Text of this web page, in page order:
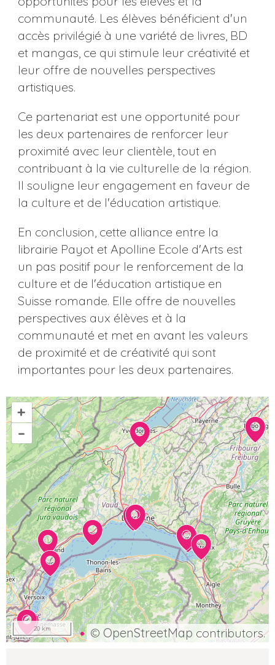
communauté. Les élèves bénéficient d'un
accès privilégié à une variété de livres, BD
et mangas, ce qui stimule leur créativité et
leur offre de nouvelles perspectives
artistiques.
Ce partenariat est une opportunité pour
les deux partenaires de renforcer leur
proximité avec leur clientèle, tout en
contribuant à la vie culturelle de la région.
Il souligne leur engagement en faveur de
la culture et de l'éducation artistique.
En conclusion, cette alliance entre la
librairie Payot et Apolline Ecole d'Arts est
un pas positif pour le renforcement de la
culture et de l'éducation artistique en
Suisse romande. Elle offre de nouvelles
perspectives aux élèves et à la
communauté et met en avant les valeurs
de proximité et de créativité qui sont
importantes pour les deux partenaires.
© OpenStreetMap contributors.
+
–
20 km